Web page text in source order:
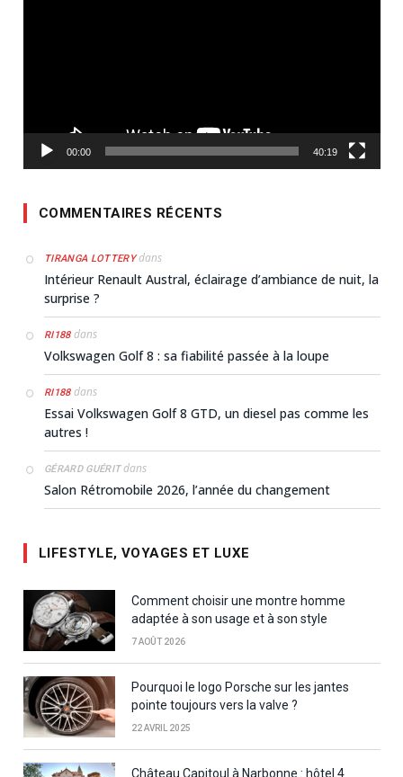
00:00 40:19
COMMENTAIRES RÉCENTS
TIRANGA LOTTERYdans
Intérieur Renault Austral, éclairage d’ambiance de nuit, la
surprise ?
RI188dans
Volkswagen Golf 8 : sa fiabilité passée à la loupe
RI188dans
Essai Volkswagen Golf 8 GTD, un diesel pas comme les
autres !
GÉRARD GUÉRITdans
Salon Rétromobile 2026, l’année du changement
LIFESTYLE, VOYAGES ET LUXE
Comment choisir une montre homme
adaptée à son usage et à son style
7 AOÛT 2026
Pourquoi le logo Porsche sur les jantes
pointe toujours vers la valve ?
22 AVRIL 2025
Château Capitoul à Narbonne : hôtel 4